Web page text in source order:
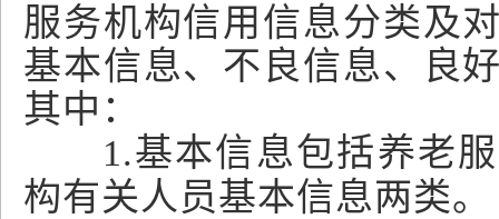
服务机构信用信息分类及
基本信息、不良信息、良
其中：
1.基本信息包括养老
构有关人员基本信息两类。